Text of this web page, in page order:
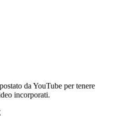
da YouTube per tenere
incorporati.